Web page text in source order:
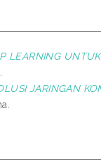
LEARNING
JARINGAN